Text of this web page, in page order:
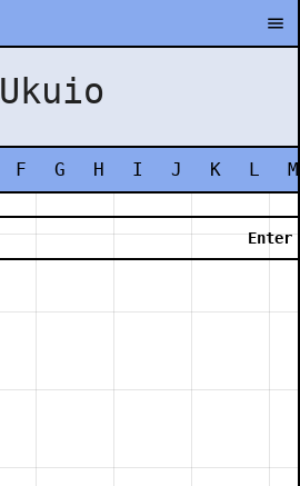
Ukuio
F G H I J K L M